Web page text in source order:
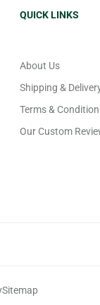
QUICK LINKS
About Us
Shipping &
Terms &
Our Custom
Sitemap